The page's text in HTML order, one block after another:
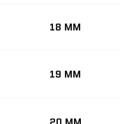
18 MM
19 MM